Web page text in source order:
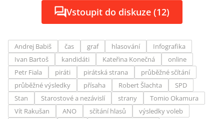
Vstoupit do diskuze (12)
Andrej Babiš čas graf hlasování
Infografika
Ivan Bartoš
kandidáti Kateřina Konečná
online
Petr Fiala
piráti pirátská strana
průběžné sčítání
průběžné výsledky
přísaha Robert Šlachta
SPD
Stan
Starostové a nezávislí strany
Tomio Okamura
Vít Rakušan
ANO sčítání hlasů
výsledky voleb